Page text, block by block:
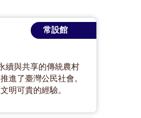
常設館
續與共享的傳統農村
進了臺灣公民社會。
明可貴的經驗。